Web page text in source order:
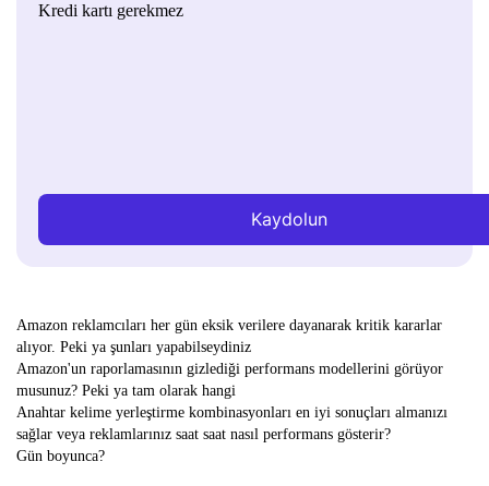
Kredi kartı gerekmez
Kaydolun
Amazon reklamcıları her gün eksik verilere dayanarak kritik kararlar
alıyor. Peki ya şunları yapabilseydiniz
Amazon'un raporlamasının gizlediği performans modellerini görüyor
musunuz? Peki ya tam olarak hangi
Anahtar kelime yerleştirme kombinasyonları en iyi sonuçları almanızı
sağlar veya reklamlarınız saat saat nasıl performans gösterir?
Gün boyunca?